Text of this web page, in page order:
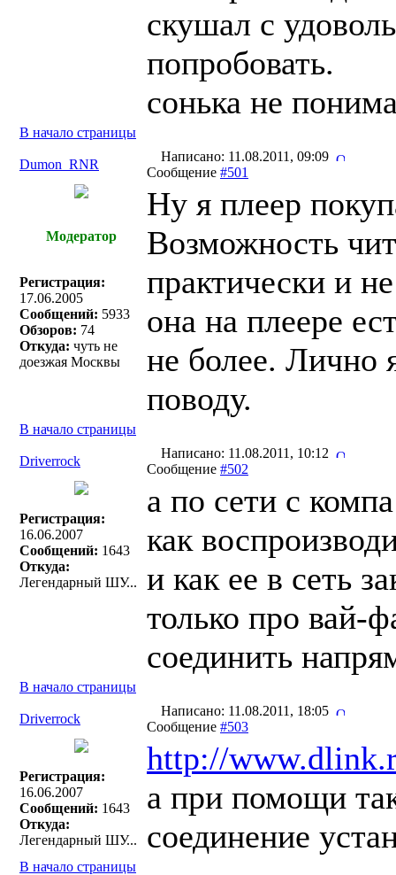
скушал с
попробовать.
сонька не
В начало страницы
Dumon_RNR
Написано: 11.08.2011, 09:09
Сообщение #501
Модератор
Регистрация:
17.06.2005
Сообщений: 5933
Обзоров: 74
Откуда: чуть не
доезжая Москвы
Ну я плеер
Возможность
практически и
она на плеере
не более. Лично
поводу.
В начало страницы
Driverrock
Написано: 11.08.2011, 10:12
Сообщение #502
Регистрация:
16.06.2007
Сообщений: 1643
Откуда:
Легендарный ШУ...
а по сети с
как
и как ее в сеть
только про вай-
соединить
В начало страницы
Driverrock
Написано: 11.08.2011, 18:05
Сообщение #503
Регистрация:
16.06.2007
Сообщений: 1643
Откуда:
Легендарный ШУ...
http://
а при помощи
соединение
В начало страницы